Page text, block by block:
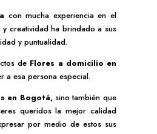
con mucha experiencia en el
creatividad ha brindado a sus
y puntualidad.
de Flores a domicilio en
a esa persona especial.
en Bogotá, sino también que
queridos la mejor calidad
por medio de estos sus